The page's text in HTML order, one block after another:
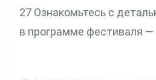
27 Ознакомьтесь с
в программе фестиваля